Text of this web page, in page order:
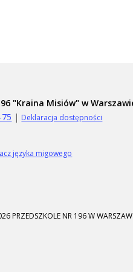
"Kraina Misiów" w
| Deklaracja dostępności
języka migowego
PRZEDSZKOLE NR 196 W